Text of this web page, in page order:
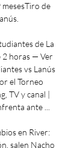
mesesTiro de
de La
2 horas — Ver
vs Lanús
el Torneo
TV y canal |
ante ...
en River:
salen Nacho